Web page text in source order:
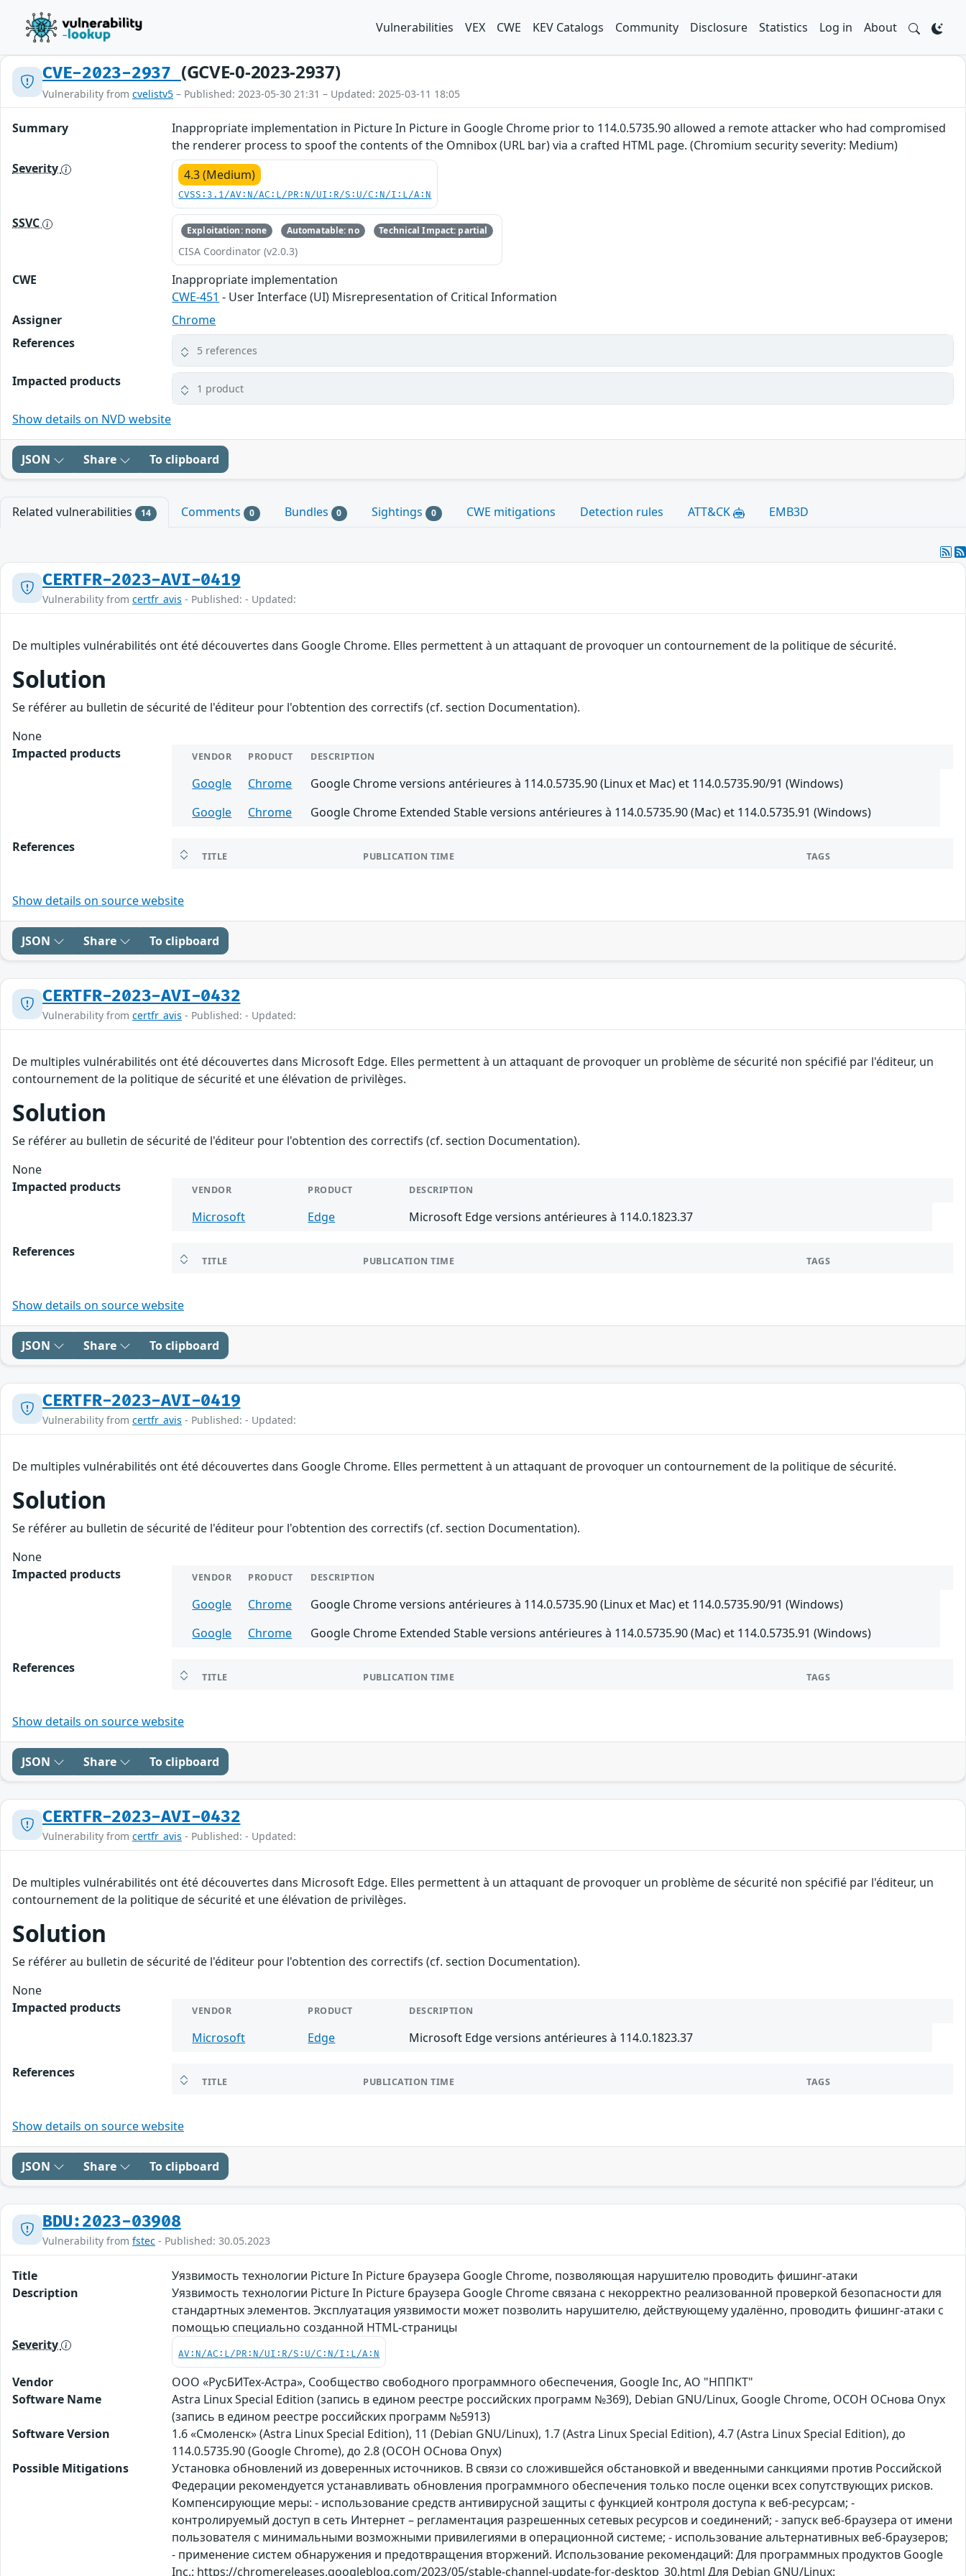
Vulnerabilities VEX CWE KEV Catalogs Community Disclosure Statistics Log in About
CVE-2023-2937 (GCVE-0-2023-2937)
Vulnerability from cvelistv5 – Published: 2023-05-30 21:31 – Updated: 2025-03-11 18:05
Summary
Inappropriate implementation in Picture In Picture in Google Chrome prior to 114.0.5735.90 allowed a remote attacker who had compromised
the renderer process to spoof the contents of the Omnibox (URL bar) via a crafted HTML page. (Chromium security severity: Medium)
Severity
4.3 (Medium)
CVSS:3.1/AV:N/AC:L/PR:N/UI:R/S:U/C:N/I:L/A:N
SSVC Exploitation: none Automatable: no Technical Impact: partial
CISA Coordinator (v2.0.3)
CWE
Inappropriate implementation
CWE-451 - User Interface (UI) Misrepresentation of Critical Information
Assigner
Chrome
References
5 references
Impacted products 1 product
Show details on NVD website
JSON Share To clipboard
Related vulnerabilities 14 Comments 0 Bundles 0 Sightings 0 CWE mitigations Detection rules ATT&CK EMB3D
CERTFR-2023-AVI-0419
Vulnerability from certfr_avis - Published: - Updated:
De multiples vulnérabilités ont été découvertes dans Google Chrome. Elles permettent à un attaquant de provoquer un contournement de la politique de sécurité.
Solution
Se référer au bulletin de sécurité de l'éditeur pour l'obtention des correctifs (cf. section Documentation).
None
Impacted products
VENDOR PRODUCT DESCRIPTION
Google Chrome
Google Chrome versions antérieures à 114.0.5735.90 (Linux et Mac) et 114.0.5735.90/91 (Windows)
Google
Chrome Google Chrome Extended Stable versions antérieures à 114.0.5735.90 (Mac) et 114.0.5735.91 (Windows)
References
TITLE PUBLICATION TIME TAGS
Show details on source website
JSON Share To clipboard
CERTFR-2023-AVI-0432
Vulnerability from certfr_avis - Published: - Updated:
De multiples vulnérabilités ont été découvertes dans Microsoft Edge. Elles permettent à un attaquant de provoquer un problème de sécurité non spécifié par l'éditeur, un
contournement de la politique de sécurité et une élévation de privilèges.
Solution
Se référer au bulletin de sécurité de l'éditeur pour l'obtention des correctifs (cf. section Documentation).
None
Impacted products
VENDOR PRODUCT DESCRIPTION
Microsoft Edge Microsoft Edge versions antérieures à 114.0.1823.37
References
TITLE PUBLICATION TIME TAGS
Show details on source website
JSON Share To clipboard
CERTFR-2023-AVI-0419
Vulnerability from certfr_avis - Published: - Updated:
De multiples vulnérabilités ont été découvertes dans Google Chrome. Elles permettent à un attaquant de provoquer un contournement de la politique de sécurité.
Solution
Se référer au bulletin de sécurité de l'éditeur pour l'obtention des correctifs (cf. section Documentation).
None
Impacted products
VENDOR PRODUCT DESCRIPTION
Google Chrome
Google Chrome versions antérieures à 114.0.5735.90 (Linux et Mac) et 114.0.5735.90/91 (Windows)
Google
Chrome Google Chrome Extended Stable versions antérieures à 114.0.5735.90 (Mac) et 114.0.5735.91 (Windows)
References
TITLE PUBLICATION TIME TAGS
Show details on source website
JSON Share To clipboard
CERTFR-2023-AVI-0432
Vulnerability from certfr_avis - Published: - Updated:
De multiples vulnérabilités ont été découvertes dans Microsoft Edge. Elles permettent à un attaquant de provoquer un problème de sécurité non spécifié par l'éditeur, un
contournement de la politique de sécurité et une élévation de privilèges.
Solution
Se référer au bulletin de sécurité de l'éditeur pour l'obtention des correctifs (cf. section Documentation).
None
Impacted products
VENDOR PRODUCT DESCRIPTION
Microsoft Edge Microsoft Edge versions antérieures à 114.0.1823.37
References
TITLE PUBLICATION TIME TAGS
Show details on source website
JSON Share To clipboard
BDU:2023-03908
Vulnerability from fstec - Published: 30.05.2023
Title
Уязвимость технологии Picture In Picture браузера Google Chrome, позволяющая нарушителю проводить фишинг-атаки
Description
Уязвимость технологии Picture In Picture браузера Google Chrome связана с некорректно реализованной проверкой безопасности для
стандартных элементов. Эксплуатация уязвимости может позволить нарушителю, действующему удалённо, проводить фишинг-атаки с
помощью специально созданной HTML-страницы
Severity
AV:N/AC:L/PR:N/UI:R/S:U/C:N/I:L/A:N
Vendor
ООО «РусБИТех-Астра», Сообщество свободного программного обеспечения, Google Inc, АО "НППКТ"
Software Name
Astra Linux Special Edition (запись в едином реестре российских программ №369), Debian GNU/Linux, Google Chrome, ОСОН ОСнова Оnyx
(запись в едином реестре российских программ №5913)
Software Version
1.6 «Смоленск» (Astra Linux Special Edition), 11 (Debian GNU/Linux), 1.7 (Astra Linux Special Edition), 4.7 (Astra Linux Special Edition), до
114.0.5735.90 (Google Chrome), до 2.8 (ОСОН ОСнова Оnyx)
Possible Mitigations
Установка обновлений из доверенных источников. В связи со сложившейся обстановкой и введенными санкциями против Российской
Федерации рекомендуется устанавливать обновления программного обеспечения только после оценки всех сопутствующих рисков.
Компенсирующие меры: - использование средств антивирусной защиты с функцией контроля доступа к веб-ресурсам; -
контролируемый доступ в сеть Интернет – регламентация разрешенных сетевых ресурсов и соединений; - запуск веб-браузера от имени
пользователя с минимальными возможными привилегиями в операционной системе; - использование альтернативных веб-браузеров;
- применение систем обнаружения и предотвращения вторжений. Использование рекомендаций: Для программных продуктов Google
Inc.: https://chromereleases.googleblog.com/2023/05/stable-channel-update-for-desktop_30.html Для Debian GNU/Linux: